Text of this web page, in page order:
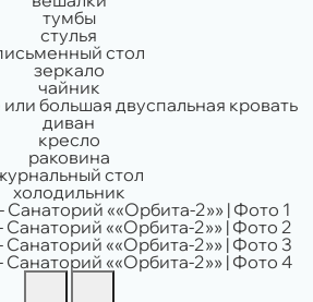
тумбы
стулья
стол
зеркало
чайник
большая двуспальная кровать
диван
кресло
раковина
стол
холодильник